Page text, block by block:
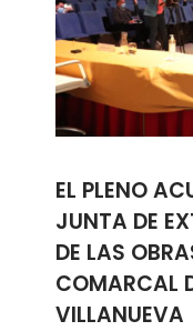
EL PLENO
JUNTA DE
DE LAS
COMARCAL
VILLANUEVA